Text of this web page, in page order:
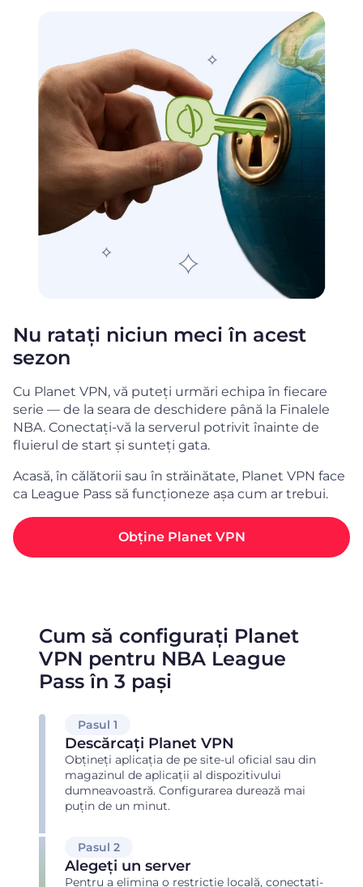
Nu ratați niciun meci în acest
sezon
Cu Planet VPN, vă puteți urmări echipa în fiecare
serie — de la seara de deschidere până la Finalele
NBA. Conectați-vă la serverul potrivit înainte de
fluierul de start și sunteți gata.
Acasă, în călătorii sau în străinătate, Planet VPN face
ca League Pass să funcționeze așa cum ar trebui.
Obține Planet VPN
Cum să configurați Planet
VPN pentru NBA League
Pass în 3 pași
Pasul 1
Descărcați Planet VPN
Obțineți aplicația de pe site-ul oficial sau din
magazinul de aplicații al dispozitivului
dumneavoastră. Configurarea durează mai
puțin de un minut.
Pasul 2
Alegeți un server
Pentru a elimina o restricție locală, conectați-